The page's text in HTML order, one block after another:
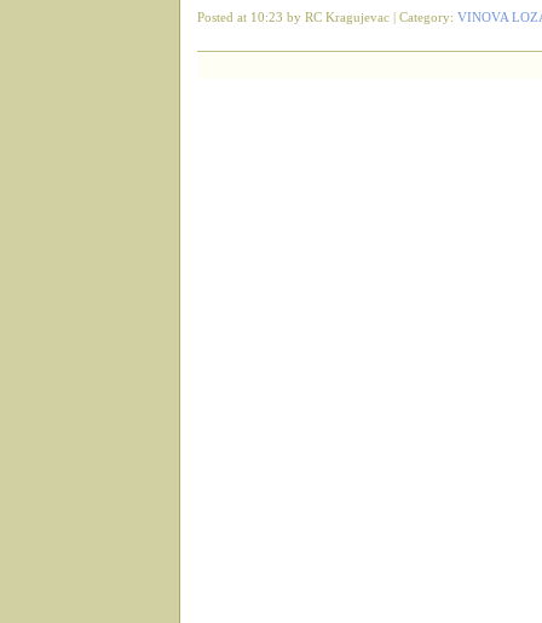
Posted at 10:23 by RC Kragujevac | Category: VINOVA